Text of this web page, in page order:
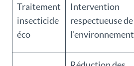
Traitement
insecticide
éco
Intervention
respectueuse de
l’environnement